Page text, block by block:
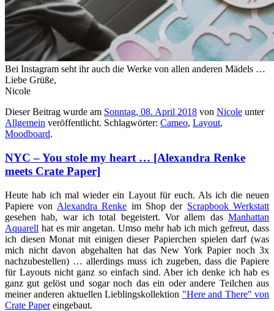
Bei Instagram seht ihr auch die Werke von allen anderen Mädels …
Liebe Grüße,
Nicole
Dieser Beitrag wurde am Sonntag, 08. April 2018 von Nicole unter
Allgemein veröffentlicht. Schlagwörter: Cameo, Layout,
Moodboard.
NYC – You stole my heart … [Alexandra Renke
meets Crate Paper]
Heute hab ich mal wieder ein Layout für euch. Als ich die neuen
Papiere von Alexandra Renke im Shop der Scrapbook Werkstatt
gesehen hab, war ich total begeistert. Vor allem das Manhattan
Aquarell hat es mir angetan. Umso mehr hab ich mich gefreut, dass
ich diesen Monat mit einigen dieser Papierchen spielen darf (was
mich nicht davon abgehalten hat das New York Papier noch 3x
nachzubestellen) … allerdings muss ich zugeben, dass die Papiere
für Layouts nicht ganz so einfach sind. Aber ich denke ich hab es
ganz gut gelöst und sogar noch das ein oder andere Teilchen aus
meiner anderen aktuellen Lieblingskollektion "Here and There" von
Crate Papereingebaut.